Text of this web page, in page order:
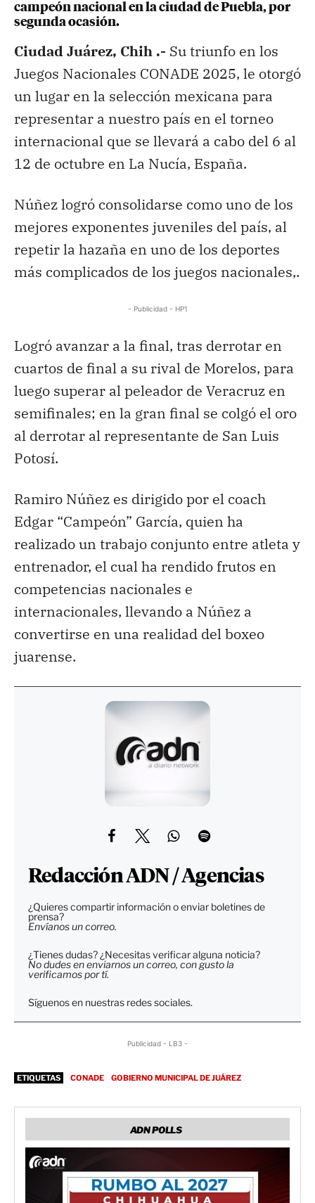
campeón nacional en la ciudad de Puebla, por
segunda ocasión.
Ciudad Juárez, Chih .- Su triunfo en los
Juegos Nacionales CONADE 2025, le otorgó
un lugar en la selección mexicana para
representar a nuestro país en el torneo
internacional que se llevará a cabo del 6 al
12 de octubre en La Nucía, España.
Núñez logró consolidarse como uno de los
mejores exponentes juveniles del país, al
repetir la hazaña en uno de los deportes
más complicados de los juegos nacionales,.
- Publicidad - HP1
Logró avanzar a la final, tras derrotar en
cuartos de final a su rival de Morelos, para
luego superar al peleador de Veracruz en
semifinales; en la gran final se colgó el oro
al derrotar al representante de San Luis
Potosí.
Ramiro Núñez es dirigido por el coach
Edgar “Campeón” García, quien ha
realizado un trabajo conjunto entre atleta y
entrenador, el cual ha rendido frutos en
competencias nacionales e
internacionales, llevando a Núñez a
convertirse en una realidad del boxeo
juarense.
Redacción ADN / Agencias
¿Quieres compartir información o enviar boletines de
prensa?
Envíanos un correo.
¿Tienes dudas? ¿Necesitas verificar alguna noticia?
No dudes en enviarnos un correo, con gusto la
verificamos por tí.
Síguenos en nuestras redes sociales.
Publicidad - LB3 -
ETIQUETAS CONADE GOBIERNO MUNICIPAL DE JUÁREZ
ADN POLLS